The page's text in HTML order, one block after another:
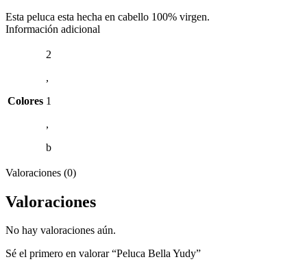
Esta peluca esta hecha en cabello 100% virgen.
Información adicional
Colores
2
,
1
,
b
Valoraciones (0)
Valoraciones
No hay valoraciones aún.
Sé el primero en valorar “Peluca Bella Yudy”